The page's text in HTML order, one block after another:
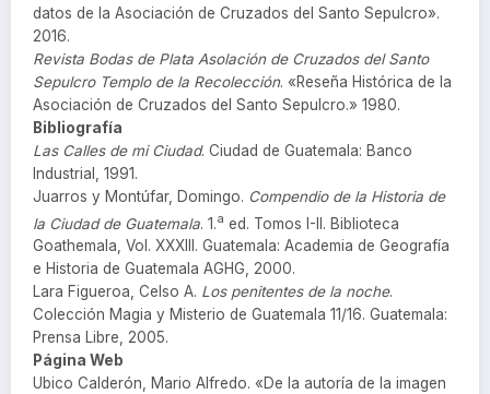
datos de la Asociación de Cruzados del Santo Sepulcro».
2016.
Revista Bodas de Plata Asolación de Cruzados del Santo
Sepulcro Templo de la Recolección. «Reseña Histórica de la
Asociación de Cruzados del Santo Sepulcro.» 1980.
Bibliografía
Las Calles de mi Ciudad. Ciudad de Guatemala: Banco
Industrial, 1991.
Juarros y Montúfar, Domingo. Compendio de la Historia de
la Ciudad de Guatemala . 1. a ed. Tomos I-II. Biblioteca
Goathemala, Vol. XXXIII. Guatemala: Academia de Geografía
e Historia de Guatemala AGHG, 2000.
Lara Figueroa, Celso A. Los penitentes de la noche.
Colección Magia y Misterio de Guatemala 11/16. Guatemala:
Prensa Libre, 2005.
Página Web
Ubico Calderón, Mario Alfredo. «De la autoría de la imagen